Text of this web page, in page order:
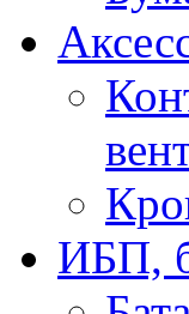
ИБП,